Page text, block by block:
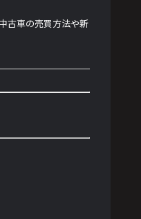
古車の売買方法や新